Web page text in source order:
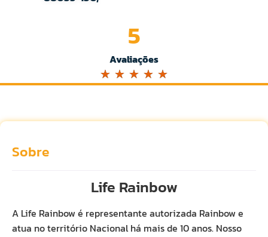
Avaliações
5
☆ ☆ ☆ ☆ ☆
Sobre
Life Rainbow
A Life Rainbow é representante autorizada Rainbow e
atua no território Nacional há mais de 10 anos. Nosso